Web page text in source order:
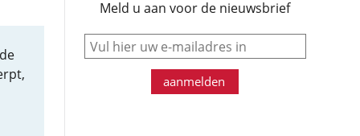
Meld u aan voor de nieuwsbrief
e-mail
aanmelden